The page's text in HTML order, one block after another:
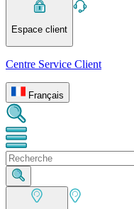
Espace client
Centre Service Client
Français